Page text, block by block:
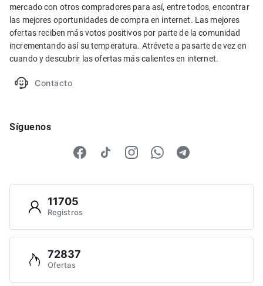
mercado con otros compradores para así, entre todos, encontrar
las mejores oportunidades de compra en internet. Las mejores
ofertas reciben más votos positivos por parte de la comunidad
incrementando así su temperatura. Atrévete a pasarte de vez en
cuando y descubrir las ofertas más calientes en internet.
Contacto
Síguenos
11705
Registros
72837
Ofertas